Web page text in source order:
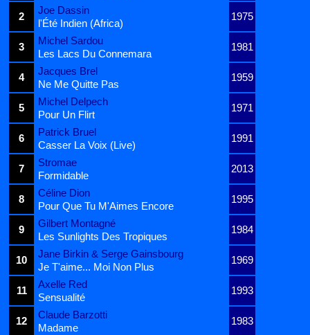
2
Joe Dassin
1975
l'Été Indien (Africa)
3
Michel Sardou
1981
Les Lacs Du Connemara
4
Jacques Brel
1959
Ne Me Quitte Pas
5
Michel Delpech
1971
Pour Un Flirt
6
Patrick Bruel
1991
Casser La Voix (Live)
7
Stromae
2013
Formidable
8
Céline Dion
1995
Pour Que Tu M'Aimes Encore
9
Gilbert Montagné
1984
Les Sunlights Des Tropiques
10
Jane Birkin & Serge Gainsbourg
1969
Je T'aime... Moi Non Plus
11
Axelle Red
1993
Sensualité
12
Claude Barzotti
1983
Madame